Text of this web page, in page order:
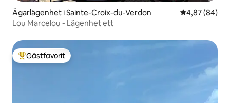
Ägarlägenhet i Sainte-Croix-du-Verdon 4,87 av 5 i
4,87 (84)
Lou Marcelou - Lägenhet ett
Populär gästfavorit
Gästfavorit